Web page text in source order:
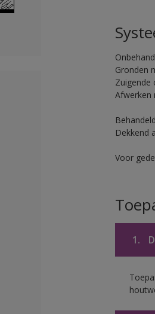
Gronden
Zuigende
Afwerken
Dekkend
Voor
1.